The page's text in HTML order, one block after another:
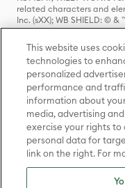
related characters and
Inc. (sXX); WB SHIELD: ©
HOUSE OF THE
characters and elements ©
ADVENTURES OF
Entertainment Inc. Archie
elements © & ™ Archie
(sXX); SEINFELD and all
Rock Entertainment.
Entertainment Inc. &
UNEXPECTED JOURNEY,
THE HOBBIT: THE BATTLE
RINGS: THE FELLOWSHIP
TWO TOWERS, THE LORD
and the names of the
TM of The Saul Zaentz
This website uses
technologies to
personalized
performance and
information about
media, advertising
exercise your rights
personal data for
link on the right. For